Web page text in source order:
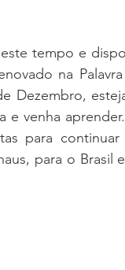
tempo e
na
Dezembro,
e venha
para
para o Brasil